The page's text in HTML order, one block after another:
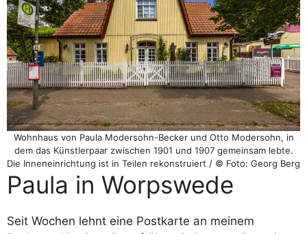
Wohnhaus von Paula Modersohn-Becker und Otto Modersohn, in
dem das Künstlerpaar zwischen 1901 und 1907 gemeinsam lebte.
Die Inneneinrichtung ist in Teilen rekonstruiert / © Foto: Georg Berg
Paula in Worpswede
Seit Wochen lehnt eine Postkarte an meinem